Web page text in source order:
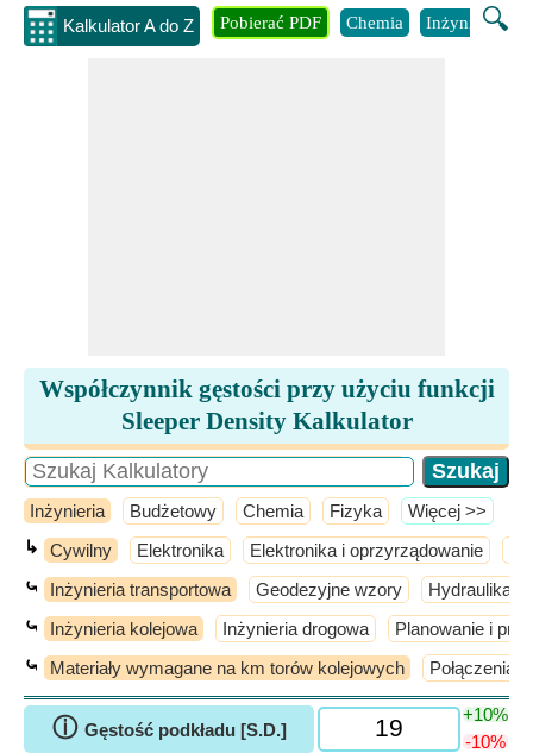
Kalkulator A do Z 🔍
Pobierać PDF Chemia Inżynieria
Współczynnik gęstości przy użyciu funkcji
Sleeper Density Kalkulator
Inżynieria Budżetowy Chemia Fizyka ​Więcej >>
↳ Cywilny Elektronika Elektronika i oprzyrządowanie
⤿ Inżynieria transportowa Geodezyjne wzory Hydraulika i
⤿ Inżynieria kolejowa Inżynieria drogowa Planowanie i
⤿ Materiały wymagane na km torów kolejowych Połączenia
ⓘ Gęstość podkładu [S.D.]
+10%
-10%